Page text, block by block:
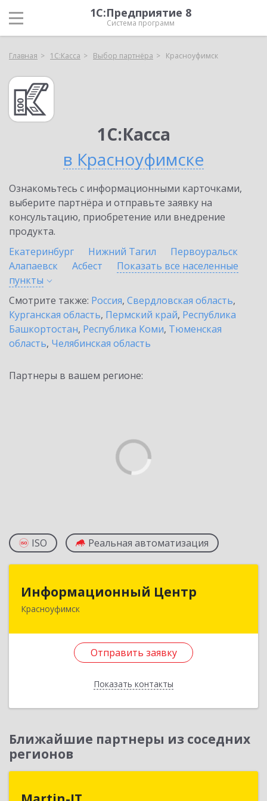
1С:Предприятие 8
Система программ
Главная 1С:Касса Выбор партнёра Красноуфимск
1С:Касса
в Красноуфимске
Ознакомьтесь с информационными карточками,
выберите партнёра и отправьте заявку на
консультацию, приобретение или внедрение
продукта.
Екатеринбург
Нижний Тагил
Первоуральск
Алапаевск
Асбест
Показать все населенные
пункты
Смотрите также: Россия, Свердловская область,
Курганская область, Пермский край, Республика
Башкортостан, Республика Коми, Тюменская
область, Челябинская область
Партнеры в вашем регионе:
ISO Реальная автоматизация
Информационный Центр
Красноуфимск
Отправить заявку
Показать контакты
Информационный Центр
623300, Свердловская обл, Красноуфимск г,
Отправить заявку
Назад
Ближайшие партнеры из соседних
регионов